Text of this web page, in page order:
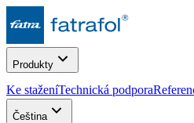
Produkty
Ke staženíTechnická podpora
Čeština